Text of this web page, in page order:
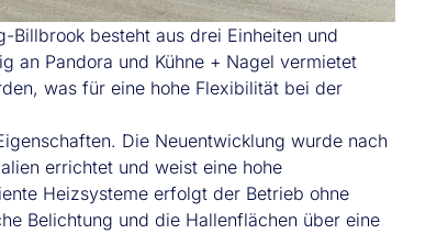
besteht aus drei Einheiten und
an Pandora und Kühne + Nagel vermietet
was für eine hohe Flexibilität bei der
Die Neuentwicklung wurde nach
errichtet und weist eine hohe
Heizsysteme erfolgt der Betrieb ohne
Belichtung und die Hallenflächen über eine